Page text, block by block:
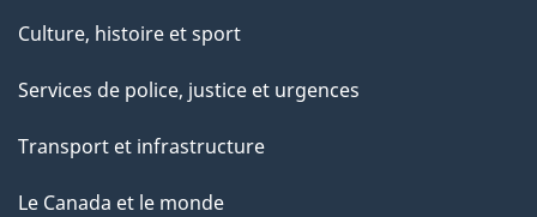
Culture, histoire et sport
Services de police, justice et urgences
Transport et infrastructure
Le Canada et le monde